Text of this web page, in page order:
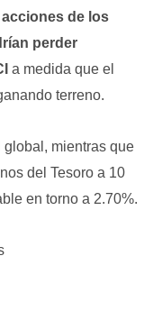
de los
perder
a medida que el
terreno.
mientras que
del Tesoro a 10
en torno a 2.70%.